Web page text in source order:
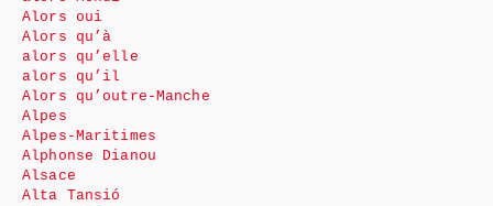
Alors oui
Alors qu’à
alors qu’elle
alors qu’il
Alors qu’outre-Manche
Alpes
Alpes-Maritimes
Alphonse Dianou
Alsace
Alta Tansió